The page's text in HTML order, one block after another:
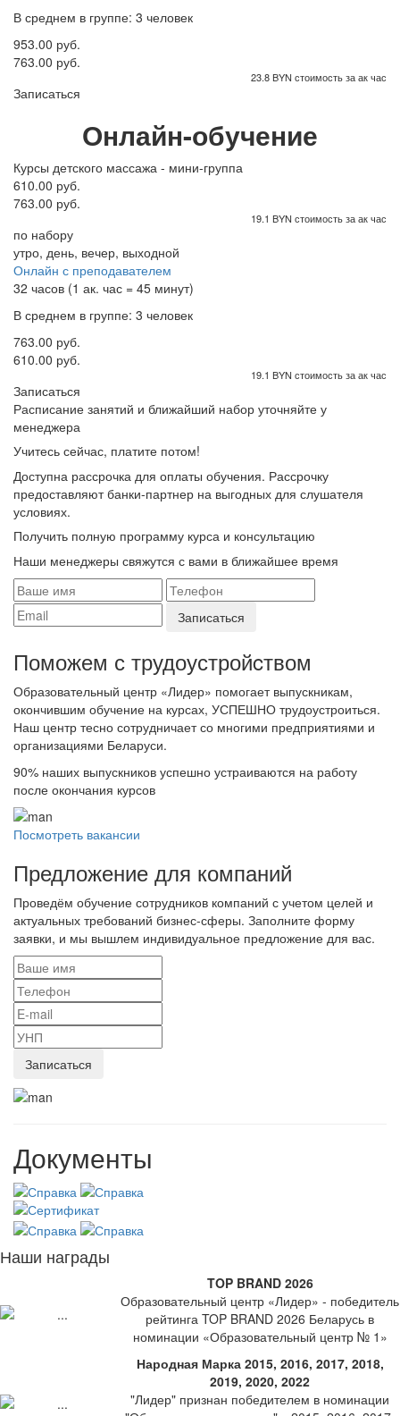
В среднем в группе: 3 человек
953.00 руб.
763.00 руб.
23.8 BYN стоимость за ак час
Записаться
Онлайн-обучение
Курсы детского массажа - мини-группа
610.00 руб.
763.00 руб.
19.1 BYN стоимость за ак час
по набору
утро, день, вечер, выходной
Онлайн с преподавателем
32 часов (1 ак. час = 45 минут)
В среднем в группе: 3 человек
763.00 руб.
610.00 руб.
19.1 BYN стоимость за ак час
Записаться
Расписание занятий и ближайший набор уточняйте у
менеджера
Учитесь сейчас, платите потом!
Доступна рассрочка для оплаты обучения. Рассрочку
предоставляют банки-партнер на выгодных для слушателя
условиях.
Получить полную программу курса и консультацию
Наши менеджеры свяжутся с вами в ближайшее время
Поможем с трудоустройcтвом
Образовательный центр «Лидер» помогает выпускникам,
окончившим обучение на курсах, УСПЕШНО трудоустроиться.
Наш центр тесно сотрудничает со многими предприятиями и
организациями Беларуси.
90% наших выпускников успешно устраиваются на работу
после окончания курсов
Посмотреть вакансии
Предложение для компаний
Проведём обучение сотрудников компаний с учетом целей и
актуальных требований бизнес-сферы. Заполните форму
заявки, и мы вышлем индивидуальное предложение для вас.
Документы
Наши награды
TOP BRAND 2026
Образовательный центр «Лидер» - победитель
рейтинга TOP BRAND 2026 Беларусь в
номинации «Образовательный центр № 1»
Народная Марка 2015, 2016, 2017, 2018,
2019, 2020, 2022
"Лидер" признан победителем в номинации